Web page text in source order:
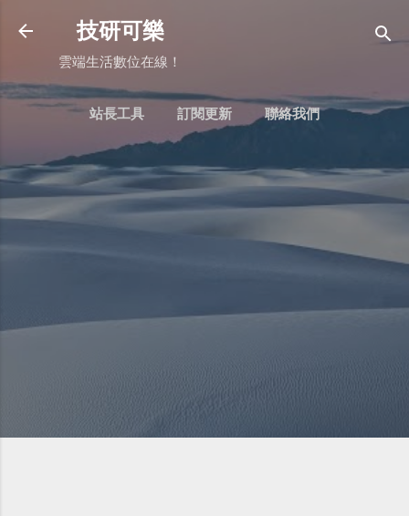
技研可樂
雲端生活數位在線！
站長工具 訂閱更新 聯絡我們
BLOGGER：常用頁面判斷式用法